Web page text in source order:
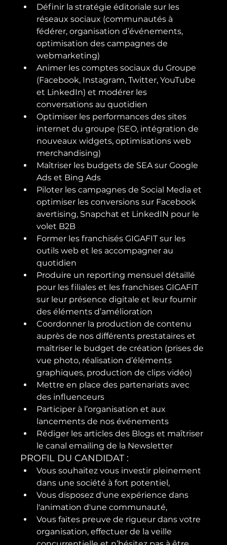
Définir la stratégie éditoriale sur les
réseaux sociaux (communautés à
fédérer, organisation d’événements,
optimisation des campagnes de
webmarketing)
Animer les comptes sociaux du Groupe
(Facebook, Instagram, Twitter, YouTube
et LinkedIn) et modérer les
conversations au quotidien
Optimiser les performances des sites
internet du groupe (SEO, intégration de
nouveaux widgets, optimisations web
merchandising)
Maîtriser les budgets de SEA sur Google
Ads et Bing Ads
Piloter les campagnes de Social Media et
optimiser les conversions sur Facebook
avertising, Snapchat et LinkedIN pour le
volet B2B
Former les franchisés GIGAFIT sur les
outils web et les accompagner au
quotidien
Produire un reporting mensuel détaillé
pour les filiales et les franchises GIGAFIT
sur leur présence digitale et leur fournir
des éléments d’amélioration
Coordonner la production de contenu
auprès de nos différents prestataires et
maîtriser le budget de création (prises de
vue photo, réalisation d’éléments
graphiques, production de clips vidéo)
Mettre en place des partenariats avec
des influenceurs
Participer à l’organisation et aux
lancements de nos événements
Rédiger les articles des Blogs et maîtriser
le canal emailing de la Newsletter
PROFIL DU CANDIDAT :
Vous souhaitez vous investir pleinement
dans une société à fort potentiel,
Vous disposez d'une expérience dans
l'animation d'une communauté,
Vous faites preuve de rigueur dans votre
organisation, effectuer de la veille